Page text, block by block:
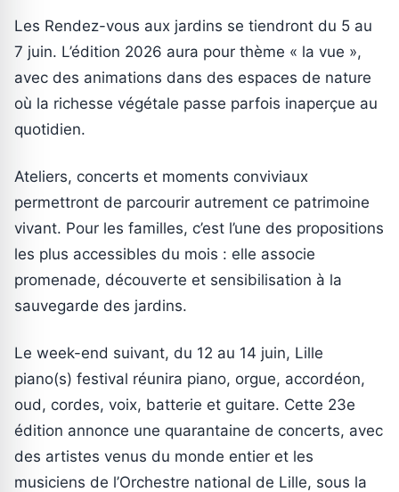
Les Rendez-vous aux jardins se tiendront du 5 au
7 juin. L’édition 2026 aura pour thème « la vue »,
avec des animations dans des espaces de nature
où la richesse végétale passe parfois inaperçue au
quotidien.
Ateliers, concerts et moments conviviaux
permettront de parcourir autrement ce patrimoine
vivant. Pour les familles, c’est l’une des propositions
les plus accessibles du mois : elle associe
promenade, découverte et sensibilisation à la
sauvegarde des jardins.
Le week-end suivant, du 12 au 14 juin, Lille
piano(s) festival réunira piano, orgue, accordéon,
oud, cordes, voix, batterie et guitare. Cette 23e
édition annonce une quarantaine de concerts, avec
des artistes venus du monde entier et les
musiciens de l’Orchestre national de Lille, sous la